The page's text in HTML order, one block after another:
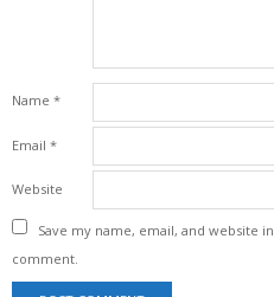
Name *
Email *
Website
Save my name, email, and website
comment.